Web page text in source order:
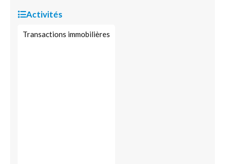
Activités
Transactions immobilières